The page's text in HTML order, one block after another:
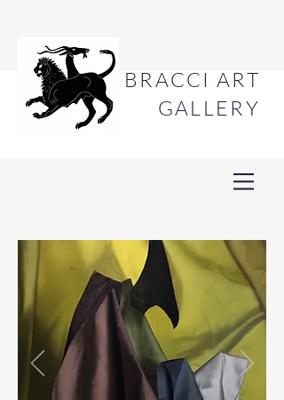
BRACCI ART
GALLERY